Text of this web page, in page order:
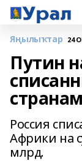
Яңылыҡтар 24
Путин
Россия
Африки на
млрд.